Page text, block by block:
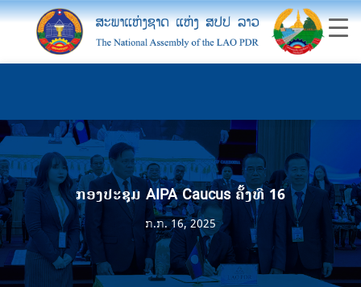
ກອງປະຊຸມ AIPA Caucus ຄັ້ງທີ 16
ກ.ກ. 16, 2025